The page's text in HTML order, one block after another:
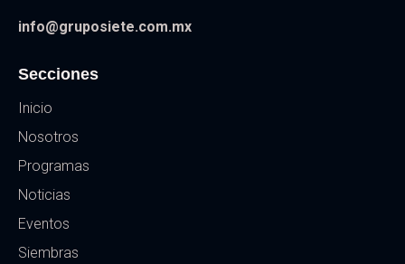
info@gruposiete.com.mx
Secciones
Inicio
Nosotros
Programas
Noticias
Eventos
Siembras